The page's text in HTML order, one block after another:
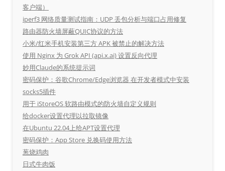
客户端）
iperf3 网络质量测试指南：UDP 丢包分析与端口占用修复
路由器防火墙屏蔽QUIC协议的方法
小米/红米手机安装第三方 APK 被禁止的解决方法
使用 Nginx 为 Grok API (api.x.ai) 设置反向代理
妙用Claude的系统提示词
密码保护：谷歌Chrome/Edge浏览器 在开发者模式中安装
socks5插件
用于 iStoreOS 软路由模式的防火墙自定义规则
给docker设置代理以拉取镜像
在Ubuntu 22.04上给APT设置代理
密码保护：App Store 兑换码使用方法
葱烧鸡肉
日式牛肉饭